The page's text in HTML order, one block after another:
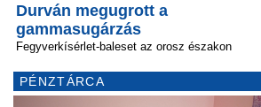
Durván megugrott a
gammasugárzás
Fegyverkísérlet-baleset az orosz északon
PÉNZTÁRCA